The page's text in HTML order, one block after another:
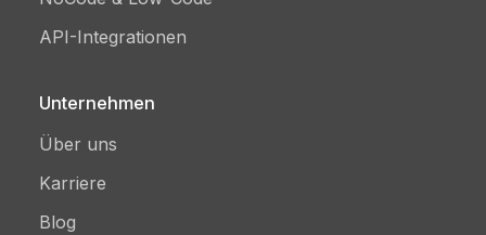
API-Integrationen
Unternehmen
Über uns
Karriere
Blog